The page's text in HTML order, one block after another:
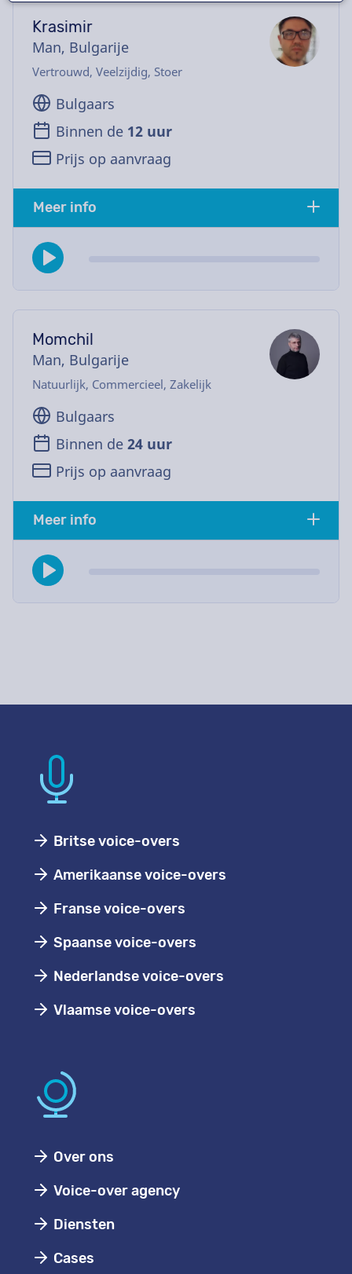
Krasimir
Man, Bulgarije
Vertrouwd, Veelzijdig, Stoer
Bulgaars
Binnen de 12 uur
Prijs op aanvraag
Meer info
Momchil
Man, Bulgarije
Natuurlijk, Commercieel, Zakelijk
Bulgaars
Binnen de 24 uur
Prijs op aanvraag
Meer info
Britse voice-overs
Amerikaanse voice-overs
Franse voice-overs
Spaanse voice-overs
Nederlandse voice-overs
Vlaamse voice-overs
Over ons
Voice-over agency
Diensten
Cases